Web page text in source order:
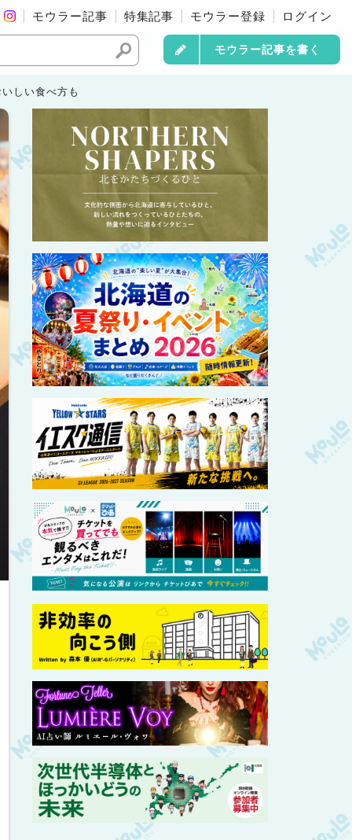
モウラー記事 特集記事 モウラー登録 ログイン
モウラー記事を書く
しい食べ方も